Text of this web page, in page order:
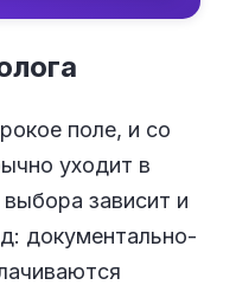
поле, и со
уходит в
зависит и
документально-